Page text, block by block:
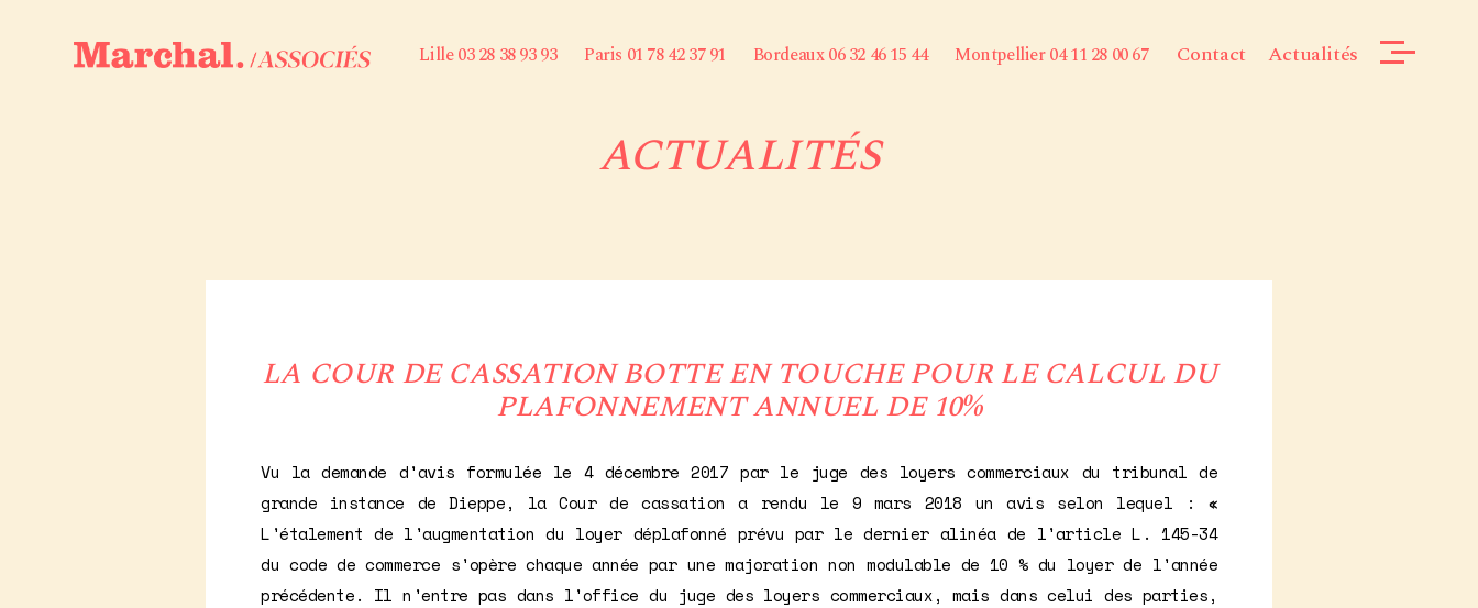
Lille 03 28 38 93 93 Paris 01 78 42 37 91 Bordeaux 06 32 46 15 44 Montpellier 04 11 28 00 67 Contact Actualités
ACTUALITÉS
LA COUR DE CASSATION BOTTE EN TOUCHE POUR LE CALCUL DU
PLAFONNEMENT ANNUEL DE 10%
Vu la demande d'avis formulée le 4 décembre 2017 par le juge des loyers commerciaux du tribunal de
grande instance de Dieppe, la Cour de cassation a rendu le 9 mars 2018 un avis selon lequel : «
L'étalement de l'augmentation du loyer déplafonné prévu par le dernier alinéa de l'article L. 145-34
du code de commerce s'opère chaque année par une majoration non modulable de 10 % du loyer de l'année
précédente. Il n'entre pas dans l'office du juge des loyers commerciaux, mais dans celui des parties,